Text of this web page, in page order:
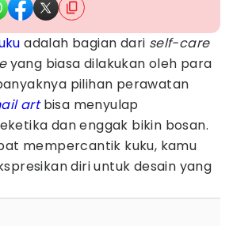
adalah bagian dari self-care
yang biasa dilakukan oleh para
pilihan perawatan
art bisa menyulap
dan enggak bikin bosan.
mempercantik kuku, kamu
diri untuk desain yang